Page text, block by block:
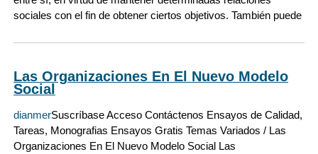
sociales con el fin de obtener ciertos objetivos. También puede
Las Organizaciones En El Nuevo Modelo
Social
dianmerSuscríbase Acceso Contáctenos Ensayos de Calidad,
Tareas, Monografias Ensayos Gratis Temas Variados / Las
Organizaciones En El Nuevo Modelo Social Las